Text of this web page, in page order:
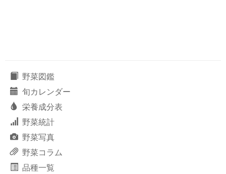
野菜図鑑
旬カレンダー
栄養成分表
野菜統計
野菜写真
野菜コラム
品種一覧